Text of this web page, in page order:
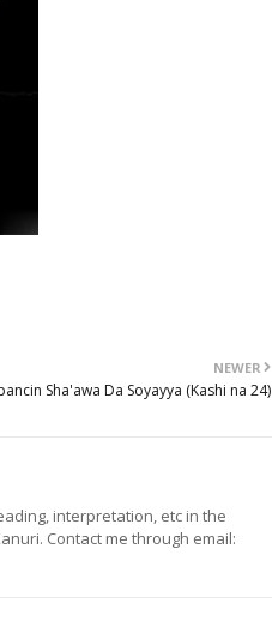
NEWER
Sha'awa Da Soyayya (Kashi na 24)
interpretation, etc in the
Contact me through email: